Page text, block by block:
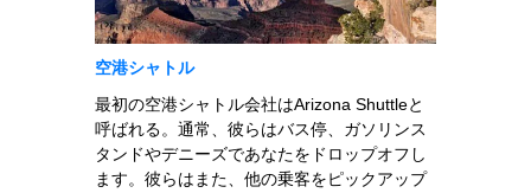
空港シャトル
最初の空港シャトル会社はArizona Shuttleと
呼ばれる。通常、彼らはバス停、ガソリンス
タンドやデニーズであなたをドロップオフし
ます。彼らはまた、他の乗客をピックアップ